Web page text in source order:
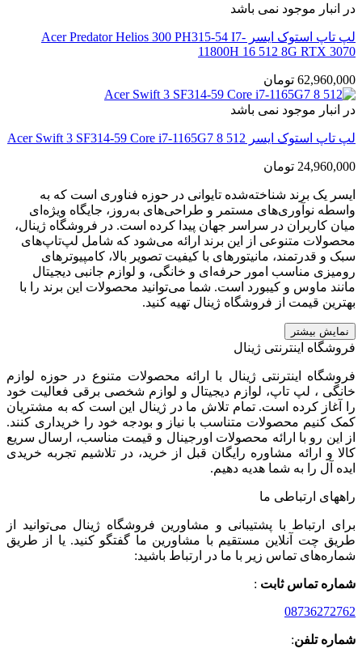
در انبار موجود نمی باشد
لپ تاپ استوک ایسر Acer Predator Helios 300 PH315-54 I7-
11800H 16 512 8G RTX 3070
62,960,000 تومان
در انبار موجود نمی باشد
لپ تاپ استوک ایسر Acer Swift 3 SF314-59 Core i7-1165G7 8 512
24,960,000 تومان
ایسر یک برند شناخته‌شده تایوانی در حوزه فناوری است که به
واسطه نوآوری‌های مستمر و طراحی‌های به‌روز، جایگاه ویژه‌ای
میان کاربران در سراسر جهان پیدا کرده است. در فروشگاه ژینال،
محصولات متنوعی از این برند ارائه می‌شود که شامل لپ‌تاپ‌های
سبک و قدرتمند، مانیتورهای با کیفیت تصویر بالا، کامپیوترهای
رومیزی مناسب امور حرفه‌ای و خانگی، و لوازم جانبی دیجیتال
مانند ماوس و کیبورد است. شما می‌توانید محصولات این برند را با
بهترین قیمت از فروشگاه ژینال تهیه کنید.
نمایش بیشتر
فروشگاه اینترنتی ژینال
فروشگاه اینترنتی ژینال با ارائه محصولات متنوع در حوزه لوازم
خانگی ، لپ تاپ، لوازم دیجیتال و لوازم شخصی برقی فعالیت خود
را آغاز کرده است. تمام تلاش ما در ژینال این است که به مشتریان
کمک کنیم محصولات متناسب با نیاز و بودجه خود را خریداری کنند.
از این رو با ارائه محصولات اورجینال و قیمت مناسب، ارسال سریع
کالا و ارائه مشاوره رایگان قبل از خرید، در تلاشیم تجربه خریدی
ایده آل را به شما هدیه دهیم.
راههای ارتباطی ما
برای ارتباط با پشتیبانی و مشاورین فروشگاه ژینال می‌توانید از
طریق چت آنلاین مستقیم با مشاورین ما گفتگو کنید. یا از طریق
شماره‌های تماس زیر با ما در ارتباط باشید:
شماره تماس ثابت :
08736272762
شماره تلفن: